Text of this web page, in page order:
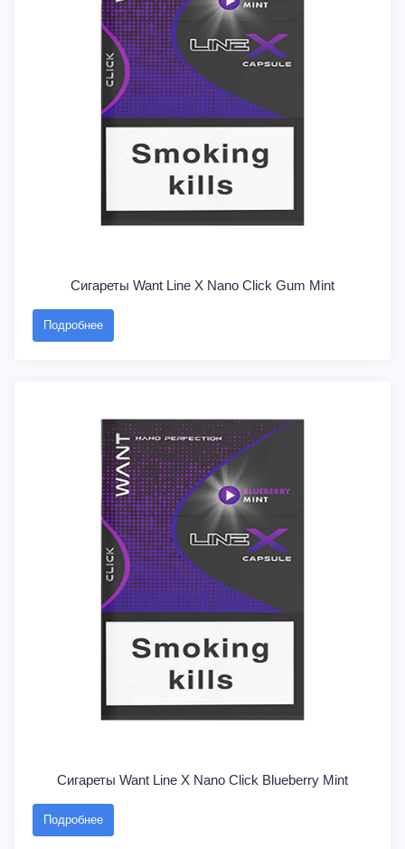
Сигареты Want Line X Nano Click Gum Mint
Подробнее
Сигареты Want Line X Nano Click Blueberry Mint
Подробнее